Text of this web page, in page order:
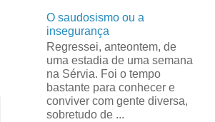
O saudosismo ou a
insegurança
Regressei, anteontem, de
uma estadia de uma semana
na Sérvia. Foi o tempo
bastante para conhecer e
conviver com gente diversa,
sobretudo de ...